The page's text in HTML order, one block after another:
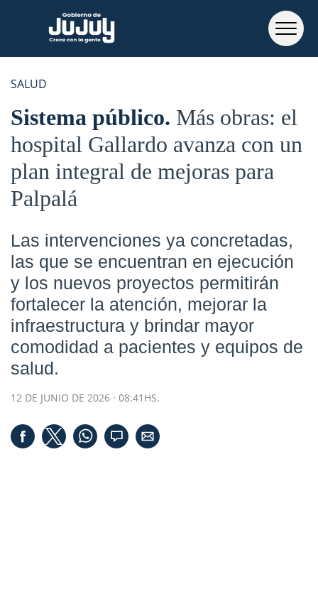
SALUD
Sistema público Más obras: el
hospital Gallardo avanza con un
plan integral de mejoras para
Palpalá
Las intervenciones ya concretadas,
las que se encuentran en ejecución
y los nuevos proyectos permitirán
fortalecer la atención, mejorar la
infraestructura y brindar mayor
comodidad a pacientes y equipos de
salud.
12 DE JUNIO DE 2026 · 08:41HS.